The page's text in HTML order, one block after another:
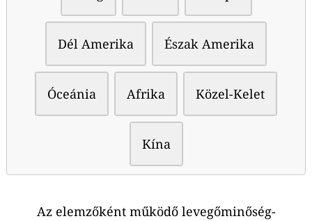
Dél Amerika Észak Amerika
Óceánia Afrika Közel-Kelet
Kína
Az elemzőként működő levegőminőség-